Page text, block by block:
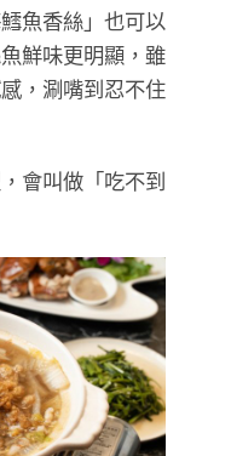
魚香絲」也可以
鮮味更明顯，雖
，涮嘴到忍不住
會叫做「吃不到